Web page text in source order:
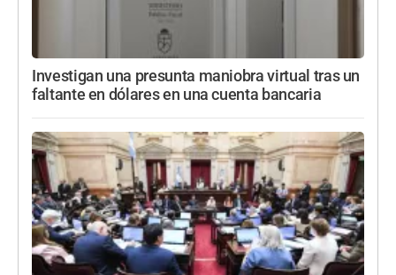
Investigan una presunta maniobra virtual tras un
faltante en dólares en una cuenta bancaria